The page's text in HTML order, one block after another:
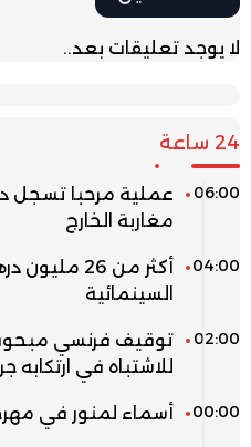
لا يوجد تعليقات بعد..
24 ساعة
06:00
مغاربة الخارج
04:00
أكثر من 26
السينمائية
02:00
توقيف فرنسي
للاشتباه في
00:00 أسماء لمنور في